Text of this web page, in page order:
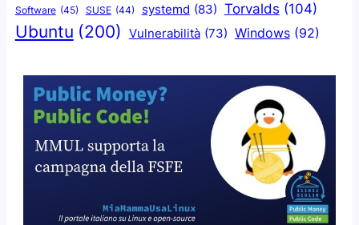
Software (45) SUSE (44) systemd (83) Torvalds (104)
Ubuntu (200) Vulnerabilità (73) Windows (92)